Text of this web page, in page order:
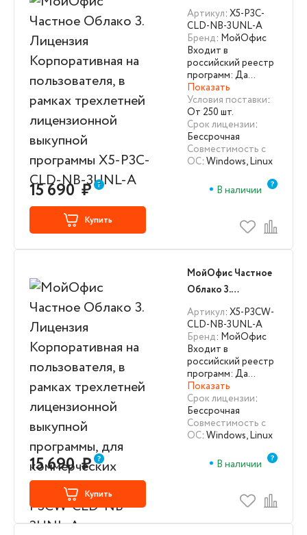
Лицензия
Корпоративная на
пользователя, в
рамках трехлетней
лицензионной
выкупной
программы X5-P3C-
CLD-NB-3UNL-A
Артикул: X5-P3C-
CLD-NB-3UNL-A
Бренд: МойОфис
Входит в
российский реестр
программ: Да…
Показать
Условия поставки:
От 250 шт.
Срок лицензии:
Бессрочная
Совместимость с
ОС: Windows, Linux
15 690 ₽ В наличии
Купить
МойОфис Частное
Облако 3.
Лицензия
Корпоративная на
пользователя, в
рамках трехлетней
лицензионной
выкупной
программы, для
коммерческих
заказчиков X5-
3UNL-A
Артикул: X5-P3CW-
CLD-NB-3UNL-A
Бренд: МойОфис
Входит в
российский реестр
программ: Да…
Показать
Срок лицензии:
Бессрочная
Совместимость с
ОС: Windows, Linux
15 690 ₽ В наличии
Купить